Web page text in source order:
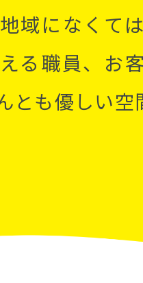
域になくて
る職員、お
とも優しい空